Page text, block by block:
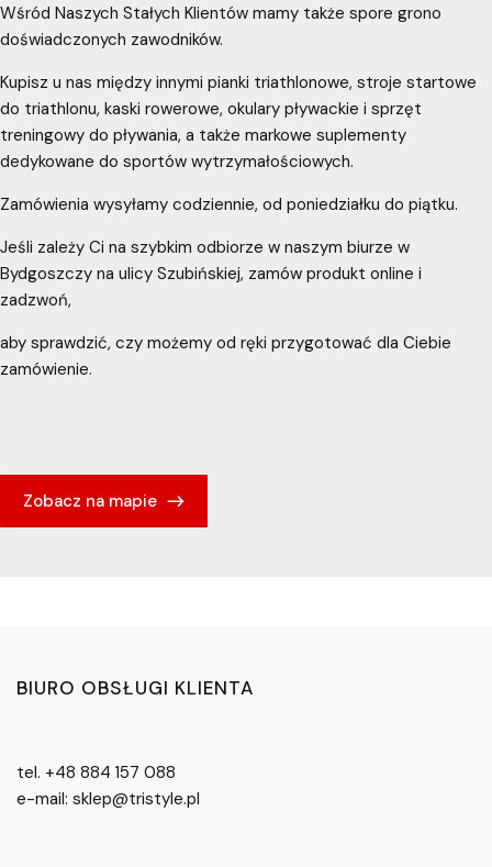
Wśród Naszych Stałych Klientów mamy także spore grono
doświadczonych zawodników.
Kupisz u nas między innymi pianki triathlonowe, stroje startowe
do triathlonu, kaski rowerowe, okulary pływackie i sprzęt
treningowy do pływania, a także markowe suplementy
dedykowane do sportów wytrzymałościowych.
Zamówienia wysyłamy codziennie, od poniedziałku do piątku.
Jeśli zależy Ci na szybkim odbiorze w naszym biurze w
Bydgoszczy na ulicy Szubińskiej, zamów produkt online i
zadzwoń,
aby sprawdzić, czy możemy od ręki przygotować dla Ciebie
zamówienie.
Zobacz na mapie
BIURO OBSŁUGI KLIENTA
tel. +48 884 157 088
e-mail: sklep@tristyle.pl